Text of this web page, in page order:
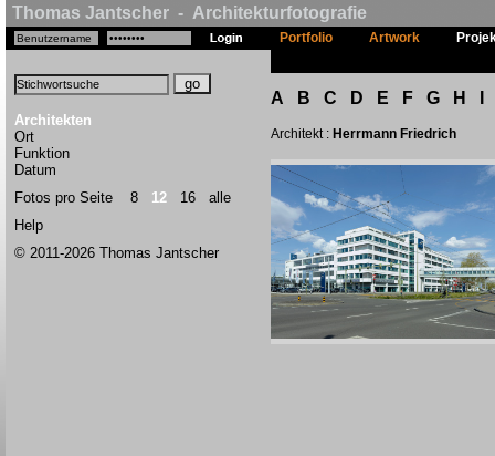
Thomas Jantscher - Architekturfotografie
Architekten
Ort
Funktion
Datum
Fotos pro Seite 8 12 16
alle
Help
© 2011-2026 Thomas Jantscher
Portfolio Artwork
A B C D E F G H
Architekt : Herrmann Friedrich